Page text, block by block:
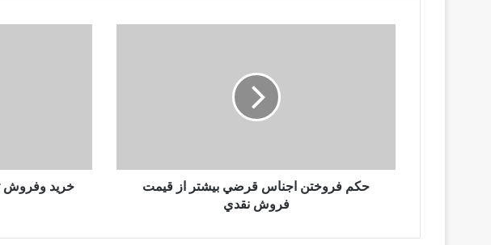
حكم فروختن اجناس قرضي بيشتر از قيمت
فروش نقدي
خريد وفروش